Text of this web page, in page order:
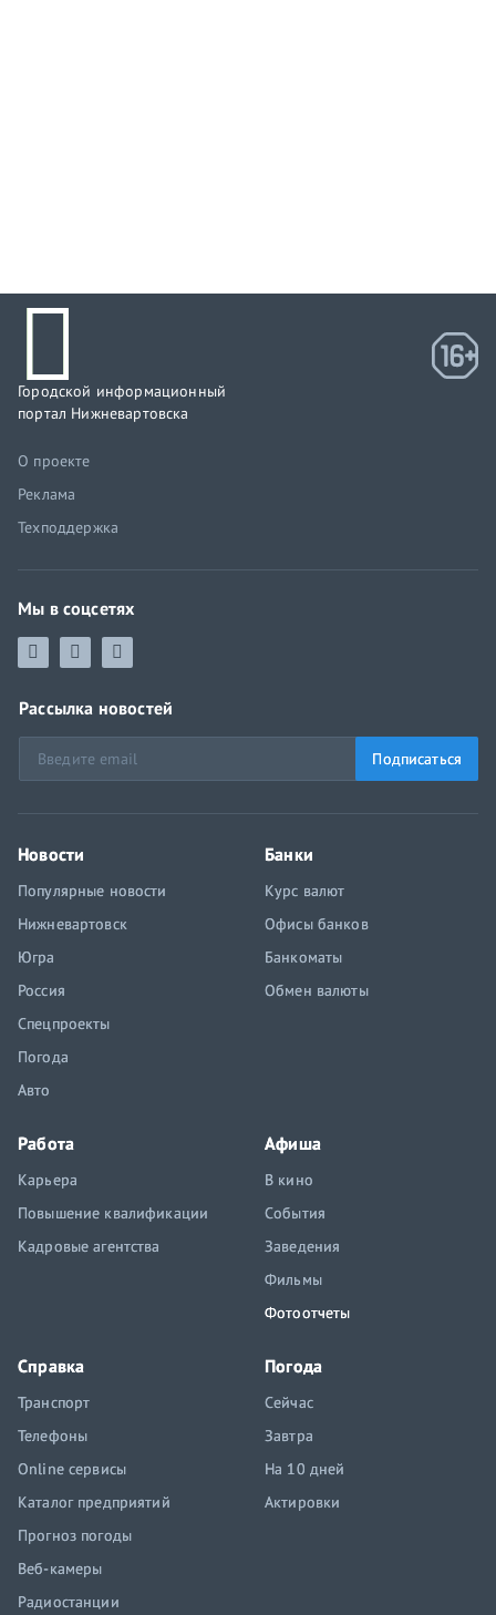
Городской информационный
портал Нижневартовска
О проекте
Реклама
Техподдержка
Мы в соцсетях
Рассылка новостей
Подписаться
Новости
Популярные новости
Нижневартовск
Югра
Россия
Спецпроекты
Погода
Авто
Банки
Курс валют
Офисы банков
Банкоматы
Обмен валюты
Работа
Карьера
Повышение квалификации
Кадровые агентства
Афиша
В кино
События
Заведения
Фильмы
Фотоотчеты
Справка
Транспорт
Телефоны
Online сервисы
Каталог предприятий
Прогноз погоды
Веб-камеры
Радиостанции
Погода
Сейчас
Завтра
На 10 дней
Актировки